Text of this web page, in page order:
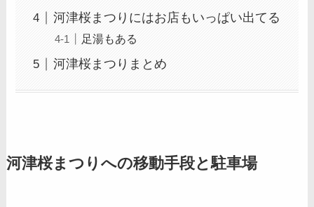
河津桜まつりにはお店もいっぱい出てる
足湯もある
河津桜まつりまとめ
河津桜まつりへの移動手段と駐車場